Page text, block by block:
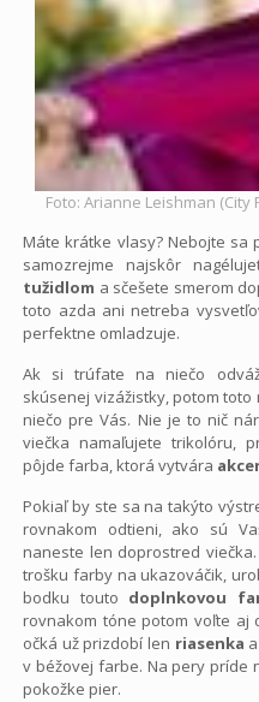
Foto: Arianne Leishman
Máte krátke vlasy? Nebojte
samozrejme najskôr
tužidlom a sčešete smerom
toto azda ani netreba
perfektne omladzuje.
Ak si trúfate na niečo
skúsenej vizážistky, potom
niečo pre Vás. Nie je to nič
viečka namaľujete trikolóru,
pôjde farba, ktorá vytvára
Pokiaľ by ste sa na takýto
rovnakom odtieni, ako sú
naneste len doprostred
trošku farby na ukazováčik,
bodku touto doplnkovou
rovnakom tóne potom voľte aj
očká už prizdobí len riasenka
v béžovej farbe. Na pery príde
pokožke pier.